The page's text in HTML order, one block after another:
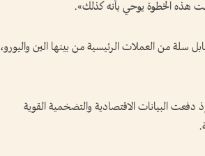
هذه ​الخطوة يوحي ⁠بأنه كذلك».
سلة من العملات الرئيسية من بينها الين واليورو،
عند 101.8 الأسبوع الماضي، إذ دفعت البيانات الاقتصادية والتضخمية القوية